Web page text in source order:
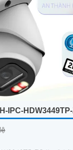
IPC-